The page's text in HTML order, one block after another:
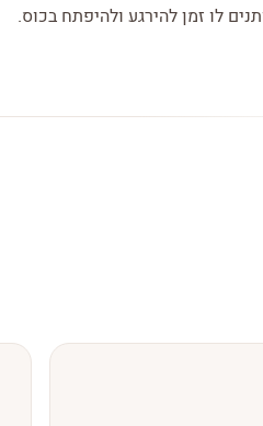
לו זמן להירגע ולהיפתח בכוס.